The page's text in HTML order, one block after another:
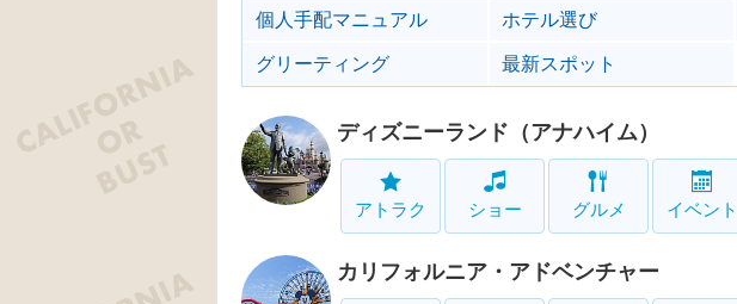
個人手配マニュアル
ホテル選び
グリーティング
最新スポット
ディズニーランド（アナハイム）
アトラク ショー グルメ イベント
カリフォルニア・アドベンチャー